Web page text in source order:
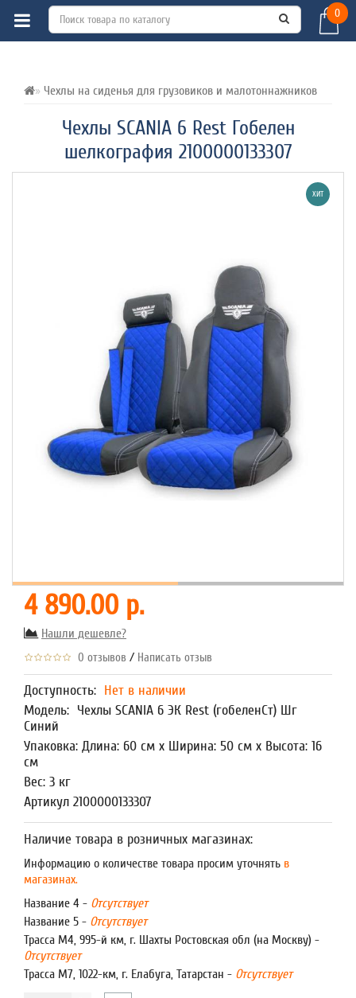
0
Чехлы на сиденья для грузовиков и малотоннажников
Чехлы SCANIA 6 Rest Гобелен
шелкография 2100000133307
ВСЕ О ТОВАРЕ ХАРАКТЕРИСТИКИ
ХИТ
4 890.00 р.
Нашли дешевле?
0 отзывов / Написать отзыв
Доступность: Нет в наличии
Модель: Чехлы SCANIA 6 ЭК Rest (гобеленСт) Шг
Синий
Упаковка: Длина: 60 см x Ширина: 50 см x Высота: 16
см
Вес: 3 кг
Артикул 2100000133307
Наличие товара в розничных магазинах:
Информацию о количестве товара просим уточнять в
магазинах.
Название 4 - Отсутствует
Название 5 - Отсутствует
Трасса М4, 995-й км, г. Шахты Ростовская обл (на Москву) -
Отсутствует
Трасса М7, 1022-км, г. Елабуга, Татарстан - Отсутствует